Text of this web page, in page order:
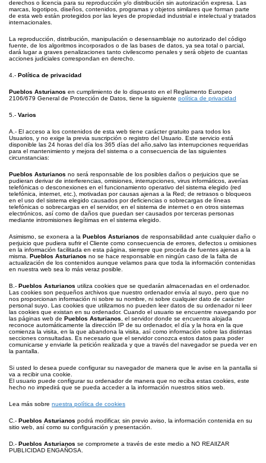
derechos o licencia para su reproducción y/o distribución sin autorización expresa. Las
marcas, logotipos, diseños, contenidos, programas y objetos similares que forman parte
de esta web están protegidos por las leyes de propiedad industrial e intelectual y tratados
internacionales.
La reproducción, distribución, manipulación o desensamblaje no autorizado del código
fuente, de los algoritmos incorporados o de las bases de datos, ya sea total o parcial,
dará lugar a graves penalizaciones tanto civilescomo penales y será objeto de cuantas
acciones judiciales correspondan en derecho.
4.- Política de privacidad
Pueblos Asturianos en cumplimiento de lo dispuesto en el Reglamento Europeo
2106/679 General de Protección de Datos, tiene la siguiente política de privacidad
5.- Varios
A.- El acceso a los contenidos de esta web tiene carácter gratuito para todos los
Usuarios, y no exige la previa suscripción o registro del Usuario. Este servicio está
disponible las 24 horas del día los 365 días del año,salvo las interrupciones requeridas
para el mantenimiento y mejora del sistema o a consecuencia de las siguientes
circunstancias:
Pueblos Asturianos no será responsable de los posibles daños o perjuicios que se
pudieran derivar de interferencias, omisiones, interrupciones, virus informáticos, averías
telefónicas o desconexiones en el funcionamiento operativo del sistema elegido (red
telefónica, internet, etc.), motivadas por causas ajenas a la Red; de retrasos o bloqueos
en el uso del sistema elegido causados por deficiencias o sobrecargas de líneas
telefónicas o sobrecargas en el servidor, en el sistema de internet o en otros sistemas
electrónicos, así como de daños que puedan ser causados por terceras personas
mediante intromisiones ilegítimas en el sistema elegido.
Asimismo, se exonera a la Pueblos Asturianos de responsabilidad ante cualquier daño o
perjuicio que pudiera sufrir el Cliente como consecuencia de errores, defectos u omisiones
en la información facilitada en esta página, siempre que proceda de fuentes ajenas a la
misma. Pueblos Asturianos no se hace responsable en ningún caso de la falta de
actualización de los contenidos aunque velamos para que toda la información contenidas
en nuestra web sea lo más veraz posible.
B.- Pueblos Asturianos utiliza cookies que se quedarán almacenadas en el ordenador.
Las cookies son pequeños archivos que nuestro ordenador envía al suyo, pero que no
nos proporcionan información ni sobre su nombre, ni sobre cualquier dato de carácter
personal suyo. Las cookies que utilizamos no pueden leer datos de su ordenador ni leer
las cookies que existan en su ordenador. Cuando el usuario se encuentre navegando por
las páginas web de Pueblos Asturianos , el servidor donde se encuentra alojada
reconoce automáticamente la dirección IP de su ordenador, el día y la hora en la que
comienza la visita, en la que abandona la visita, así como información sobre las distintas
secciones consultadas. Es necesario que el servidor conozca estos datos para poder
comunicarse y enviarle la petición realizada y que a través del navegador se pueda ver en
la pantalla.
Si usted lo desea puede configurar su navegador de manera que le avise en la pantalla si
va a recibir una cookie.
El usuario puede configurar su ordenador de manera que no reciba estas cookies, este
hecho no impedirá que se pueda acceder a la información nuestros sitios web.
Lea más sobre nuestra política de cookies
C.- Pueblos Asturianos podrá modificar, sin previo aviso, la información contenida en su
sitio web, así como su configuración y presentación.
D.- Pueblos Asturianos se compromete a través de este medio a NO REAlIZAR
PUBLICIDAD ENGAÑOSA.